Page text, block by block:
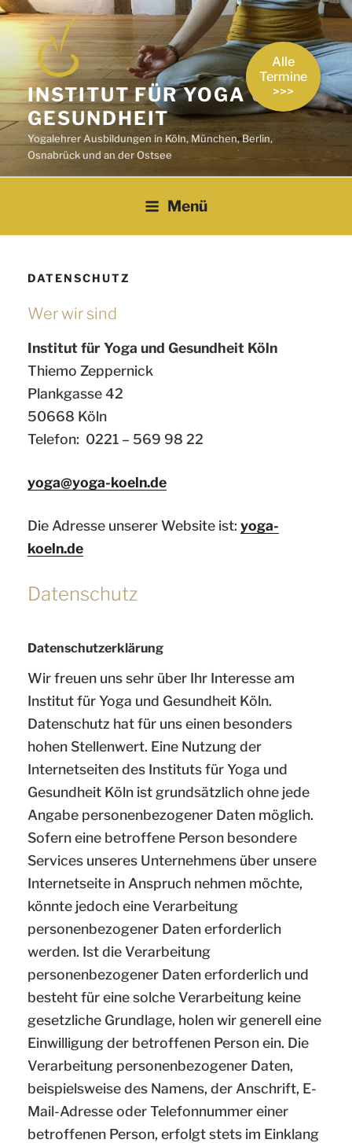
Zum
springen
INSTITUT FÜR YOGA UND
GESUNDHEIT
Yogalehrer Ausbildungen in Köln, München, Berlin,
Osnabrück und an der Ostsee
Menü
DATENSCHUTZ
Wer wir sind
Institut für Yoga und Gesundheit Köln
Thiemo Zeppernick
Plankgasse 42
50668 Köln
Telefon: 0221 – 569 98 22
yoga@yoga-koeln.de
Die Adresse unserer Website ist:yoga-
koeln.de
Datenschutz
Datenschutzerklärung
Wir freuen uns sehr über Ihr Interesse am
Institut für Yoga und Gesundheit Köln.
Datenschutz hat für uns einen besonders
hohen Stellenwert. Eine Nutzung der
Internetseiten des Instituts für Yoga und
Gesundheit Köln ist grundsätzlich ohne jede
Angabe personenbezogener Daten möglich.
Sofern eine betroffene Person besondere
Services unseres Unternehmens über unsere
Internetseite in Anspruch nehmen möchte,
könnte jedoch eine Verarbeitung
personenbezogener Daten erforderlich
werden. Ist die Verarbeitung
personenbezogener Daten erforderlich und
besteht für eine solche Verarbeitung keine
gesetzliche Grundlage, holen wir generell eine
Einwilligung der betroffenen Person ein. Die
Verarbeitung personenbezogener Daten,
beispielsweise des Namens, der Anschrift, E-
Mail-Adresse oder Telefonnummer einer
betroffenen Person, erfolgt stets im Einklang
Alle
Termine
>>>